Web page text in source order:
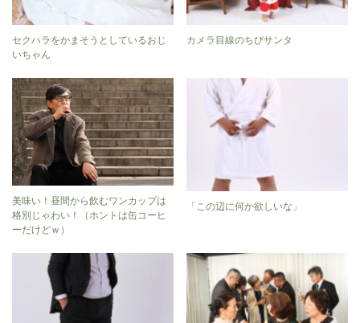
セクハラをかまそうとしているおじ
いちゃん
カメラ目線のちびサンタ
美味い！昼間から飲むワンカップは
格別じゃわい！（ホントは缶コーヒ
ーだけどｗ）
「この辺に何か欲しいな」